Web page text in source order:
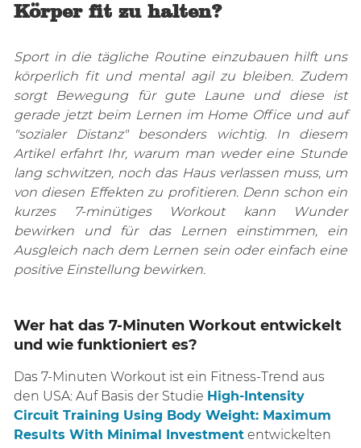
Körper fit zu halten?
Sport in die tägliche Routine einzubauen hilft uns
körperlich fit und mental agil zu bleiben. Zudem
sorgt Bewegung für gute Laune und diese ist
gerade jetzt beim Lernen im Home Office und auf
"sozialer Distanz" besonders wichtig. In diesem
Artikel erfahrt Ihr, warum man weder eine Stunde
lang schwitzen, noch das Haus verlassen muss, um
von diesen Effekten zu profitieren. Denn schon ein
kurzes 7-minütiges Workout kann Wunder
bewirken und für das Lernen einstimmen, ein
Ausgleich nach dem Lernen sein oder einfach eine
positive Einstellung bewirken.
Wer hat das 7-Minuten Workout entwickelt
und wie funktioniert es?
Das 7-Minuten Workout ist ein Fitness-Trend aus
den USA: Auf Basis der Studie High-Intensity
Circuit Training Using Body Weight: Maximum
Results With Minimal Investment entwickelten